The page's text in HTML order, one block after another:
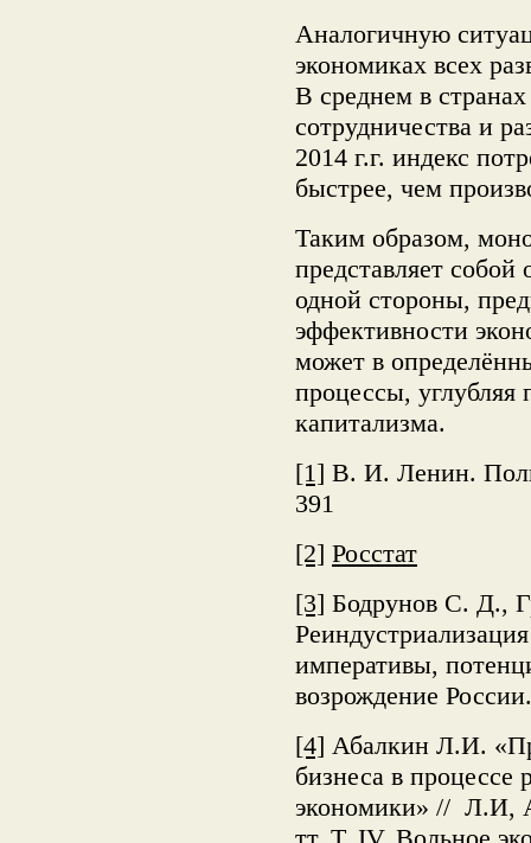
Аналогичную
экономиках всех
В среднем в
сотрудничества и
2014 г.г. индекс
быстрее, чем
Таким образом,
представляет
одной стороны,
эффективности
может в
процессы, углубляя
капитализма.
[1] В. И. Ленин.
391
[2] Росстат
[3] Бодрунов С. Д.,
императивы,
возрождение
[4] Абалкин Л.И.
бизнеса в процессе
экономики» // Л.И,